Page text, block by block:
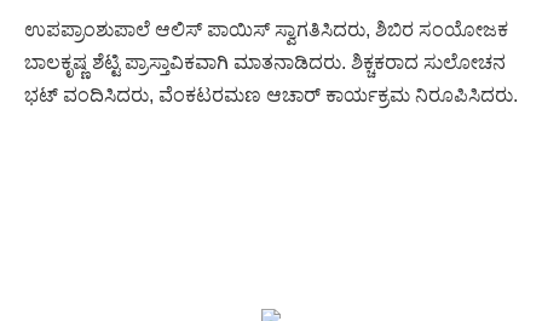
ಉಪಪ್ರಾಂಶುಪಾಲೆ ಆಲಿಸ್ ಪಾಯಿಸ್ ಸ್ವಾಗತಿಸಿದರು, ಶಿಬಿರ ಸಂಯೋಜಕ
ಬಾಲಕೃಷ್ಣ ಶೆಟ್ಟಿ ಪ್ರಾಸ್ತಾವಿಕವಾಗಿ ಮಾತನಾಡಿದರು. ಶಿಕ್ಚಕರಾದ ಸುಲೋಚನ
ಭಟ್ ವಂದಿಸಿದರು, ವೆಂಕಟರಮಣ ಆಚಾರ್ ಕಾರ್ಯಕ್ರಮ ನಿರೂಪಿಸಿದರು.